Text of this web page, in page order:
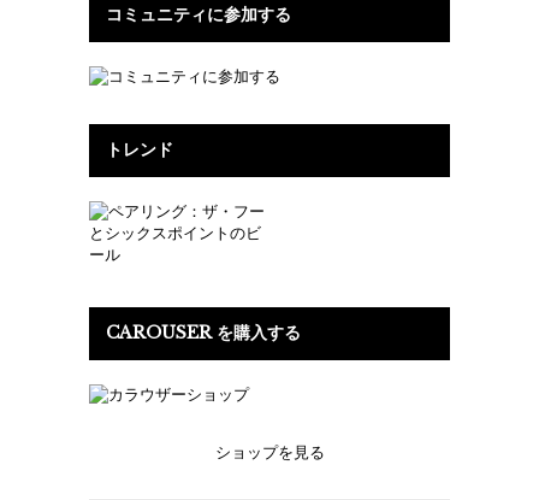
コミュニティに参加する
トレンド
CAROUSER を購入する
ショップを見る